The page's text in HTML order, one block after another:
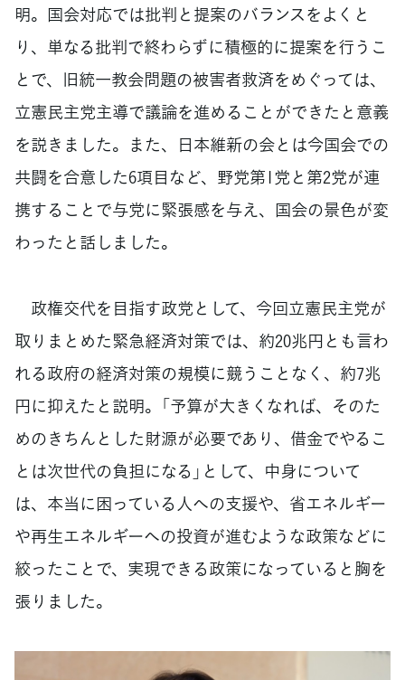
明。国会対応では批判と提案のバランスをよくと
り、単なる批判で終わらずに積極的に提案を行うこ
とで、旧統一教会問題の被害者救済をめぐっては、
立憲民主党主導で議論を進めることができたと意義
を説きました。また、日本維新の会とは今国会での
共闘を合意した6項目など、野党第1党と第2党が連
携することで与党に緊張感を与え、国会の景色が変
わったと話しました。
政権交代を目指す政党として、今回立憲民主党が
取りまとめた緊急経済対策では、約20兆円とも言わ
れる政府の経済対策の規模に競うことなく、約7兆
円に抑えたと説明。「予算が大きくなれば、そのた
めのきちんとした財源が必要であり、借金でやるこ
とは次世代の負担になる」として、中身について
は、本当に困っている人への支援や、省エネルギー
や再生エネルギーへの投資が進むような政策などに
絞ったことで、実現できる政策になっていると胸を
張りました。